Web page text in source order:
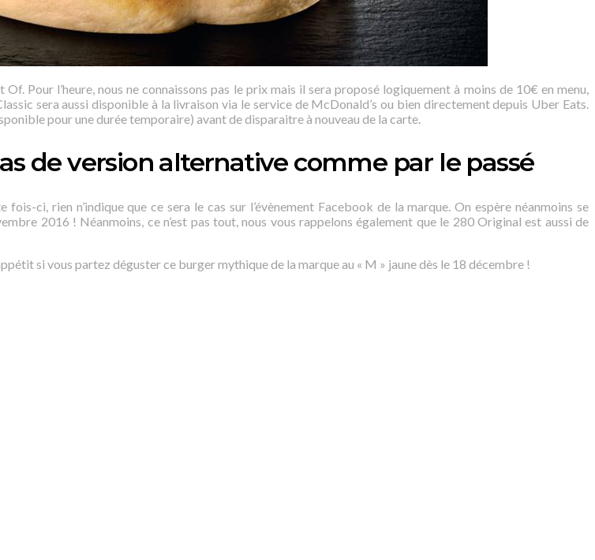
Pour l’heure, nous ne connaissons pas le prix mais il sera proposé logiquement à moins de 10€ en menu,
sera aussi disponible à la livraison via le service de McDonald’s ou bien directement depuis Uber Eats.
pour une durée temporaire) avant de disparaitre à nouveau de la carte.
de version alternative comme par le passé
ci, rien n’indique que ce sera le cas sur l’évènement Facebook de la marque. On espère néanmoins se
2016 ! Néanmoins, ce n’est pas tout, nous vous rappelons également que le 280 Original est aussi de
si vous partez déguster ce burger mythique de la marque au « M » jaune dès le 18 décembre !